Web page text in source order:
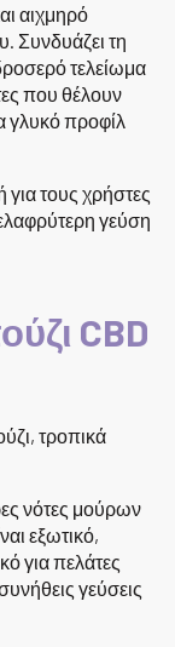
αιχμηρό
Συνδυάζει τη
τελείωμα
που θέλουν
γλυκό προφίλ
για τους χρήστες
γεύση
CBD
τροπικά
νότες μούρων
εξωτικό,
για πελάτες
γεύσεις